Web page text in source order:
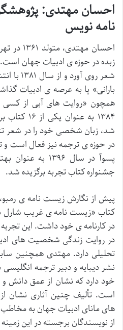
احسان مهتدی:
نامه نویس
احسان
زبده در حوزه ی ادبیات جهان است.
شعر روی
بارانی» پا به عرصه ی ادبیات
همچون «روایت های آبی از
۱۳۸۴ به
شد، زبان شخصی خود را در شعر
در حوزه ی ترجمه نیز فعال است و
پسوآ در سال
جشنواره کتاب تجربه برگزیده شد.
پیش از نگارش زیست نامه ی
کتاب «زیست نامه ی غریب شارل
در کارنامه ی خود داشت. این تجربه
در روایت زندگی شخصیت های
تحلیلی دارد. مهتدی همچنین
نشر دیبایه و دبیر ترجمه انگلیسی
خود دارد که نشان از عمق دانش
است. تألیف چنین آثاری نشان
های مانای ادبیات جهان به مخاطب
از نویسندگان برجسته در این